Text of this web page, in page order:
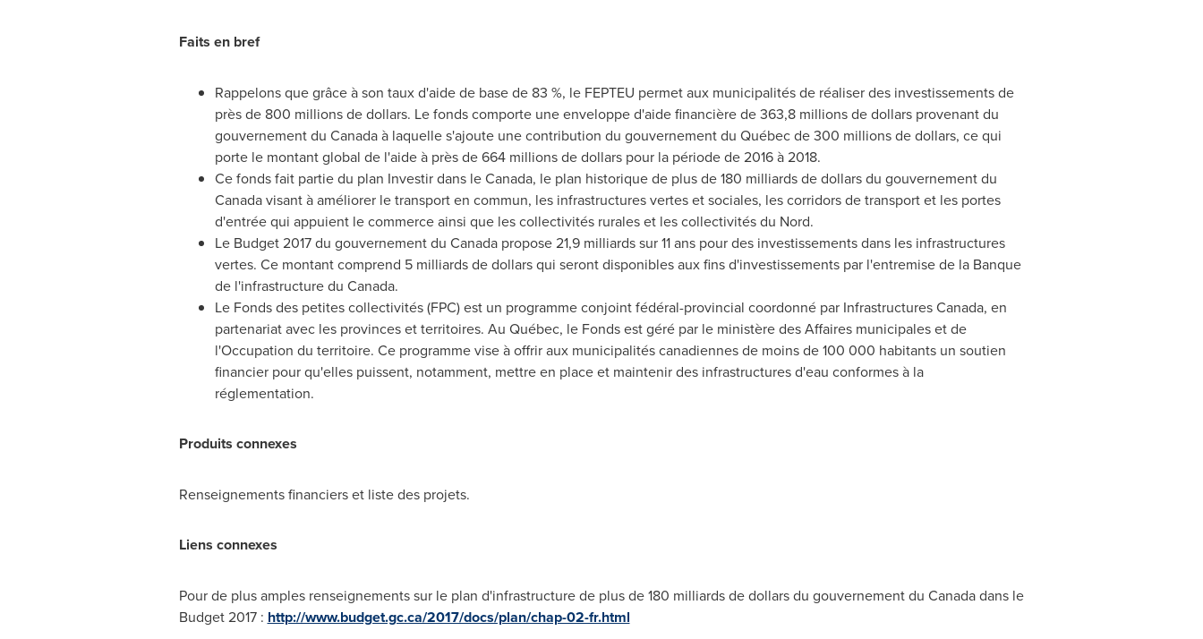
Faits en bref
Rappelons que grâce à son taux d'aide de base de 83 %, le FEPTEU permet aux municipalités de réaliser des investissements de
près de 800 millions de dollars. Le fonds comporte une enveloppe d'aide financière de 363,8 millions de dollars provenant du
gouvernement du Canada à laquelle s'ajoute une contribution du gouvernement du Québec de 300 millions de dollars, ce qui
porte le montant global de l'aide à près de 664 millions de dollars pour la période de 2016 à 2018.
Ce fonds fait partie du plan Investir dans le Canada, le plan historique de plus de 180 milliards de dollars du gouvernement du
Canada visant à améliorer le transport en commun, les infrastructures vertes et sociales, les corridors de transport et les portes
d'entrée qui appuient le commerce ainsi que les collectivités rurales et les collectivités du Nord.
Le Budget 2017 du gouvernement du Canada propose 21,9 milliards sur 11 ans pour des investissements dans les infrastructures
vertes. Ce montant comprend 5 milliards de dollars qui seront disponibles aux fins d'investissements par l'entremise de la Banque
de l'infrastructure du Canada.
Le Fonds des petites collectivités (FPC) est un programme conjoint fédéral-provincial coordonné par Infrastructures Canada, en
partenariat avec les provinces et territoires. Au Québec, le Fonds est géré par le ministère des Affaires municipales et de
l'Occupation du territoire. Ce programme vise à offrir aux municipalités canadiennes de moins de 100 000 habitants un soutien
financier pour qu'elles puissent, notamment, mettre en place et maintenir des infrastructures d'eau conformes à la
réglementation.
Produits connexes
Renseignements financiers et liste des projets.
Liens connexes
Pour de plus amples renseignements sur le plan d'infrastructure de plus de 180 milliards de dollars du gouvernement du Canada dans le
Budget 2017 : http://www.budget.gc.ca/2017/docs/plan/chap-02-fr.html